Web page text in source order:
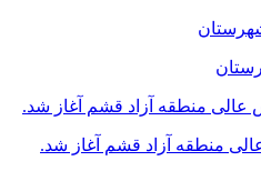
منطقه آزاد قشم آغاز شد.